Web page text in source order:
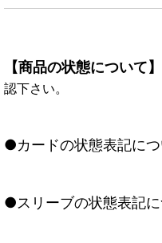
【商品の状態について】
認下さい。
●カードの状態表記に
●スリーブの状態表記